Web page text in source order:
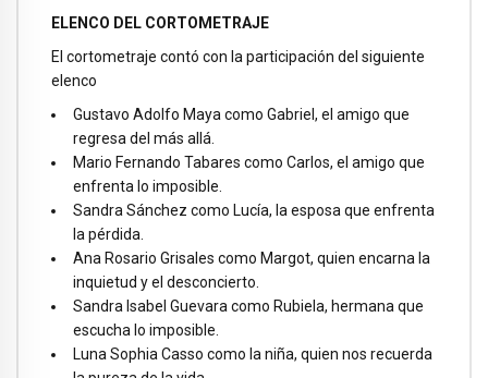
ELENCO DEL CORTOMETRAJE
El cortometraje contó con la participación del siguiente
elenco
Gustavo Adolfo Maya como Gabriel, el amigo que
regresa del más allá.
Mario Fernando Tabares como Carlos, el amigo que
enfrenta lo imposible.
Sandra Sánchez como Lucía, la esposa que enfrenta
la pérdida.
Ana Rosario Grisales como Margot, quien encarna la
inquietud y el desconcierto.
Sandra Isabel Guevara como Rubiela, hermana que
escucha lo imposible.
Luna Sophia Casso como la niña, quien nos recuerda